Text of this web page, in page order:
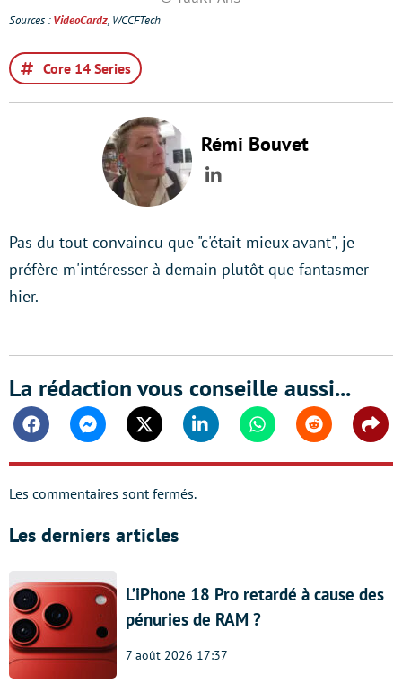
Sources :VideoCardz, WCCFTech
Core 14 Series
Rémi Bouvet
LinkedIn
Pas du tout convaincu que "c'était mieux avant", je
préfère m'intéresser à demain plutôt que fantasmer
hier.
La rédaction vous conseille aussi...
FacebookMessengerTwitter Linkedin WhatsappReddit
Les commentaires sont fermés.
Les derniers articles
L’iPhone 18 Pro retardé à cause des
pénuries de RAM ?
7 août 2026 17:37